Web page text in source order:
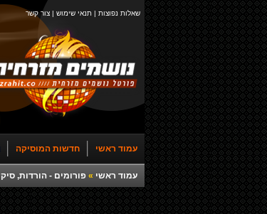
שאלות נפוצות | תנאי שימוש | צור קשר
עמוד ראשי חדשות המוסיקה
עמוד ראשי » פורומים - הורדות,